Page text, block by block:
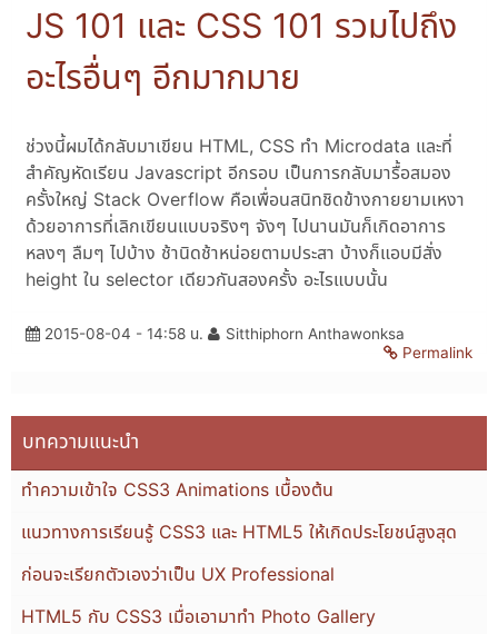
JS 101 และ CSS 101 รวมไปถึง
อะไรอื่นๆ อีกมากมาย
ช่วงนี้ผมได้กลับมาเขียน HTML, CSS ทำ Microdata และที่
สำคัญหัดเรียน Javascript อีกรอบ เป็นการกลับมารื้อสมอง
ครั้งใหญ่ Stack Overflow คือเพื่อนสนิทชิดข้างกายยามเหงา
ด้วยอาการที่เลิกเขียนแบบจริงๆ จังๆ ไปนานมันก็เกิดอาการ
หลงๆ ลืมๆ ไปบ้าง ช้านิดช้าหน่อยตามประสา บ้างก็แอบมีสั่ง
height ใน selector เดียวกันสองครั้ง อะไรแบบนั้น
2015-08-04 - 14:58 น.
Sitthiphorn Anthawonksa
Permalink
บทความแนะนำ
ทำความเข้าใจ CSS3 Animations เบื้องต้น
แนวทางการเรียนรู้ CSS3 และ HTML5 ให้เกิดประโยชน์สูงสุด
ก่อนจะเรียกตัวเองว่าเป็น UX Professional
HTML5 กับ CSS3 เมื่อเอามาทำ Photo Gallery